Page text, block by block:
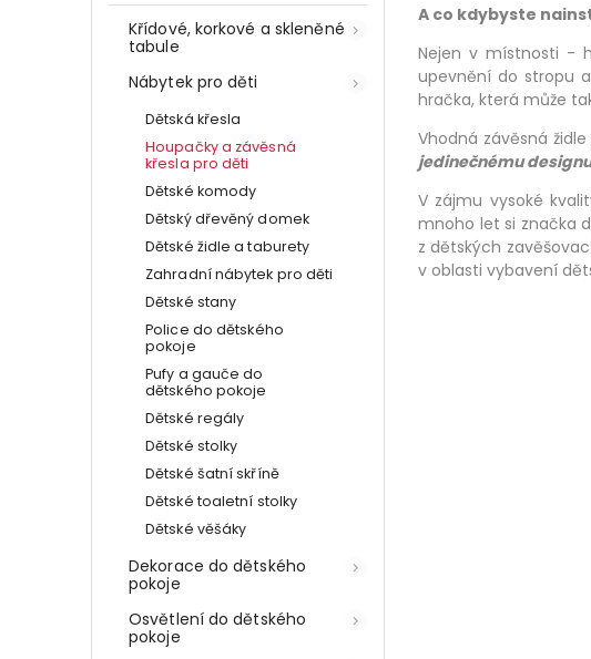
Křídové, korkové a skleněné
tabule
Nábytek pro děti
Dětská křesla
Houpačky a závěsná
křesla pro děti
Dětské komody
Dětský dřevěný domek
Dětské židle a taburety
Zahradní nábytek pro děti
Dětské stany
Police do dětského
pokoje
Pufy a gauče do
dětského pokoje
Dětské regály
Dětské stolky
Dětské šatní skříně
Dětské toaletní stolky
Dětské věšáky
Dekorace do dětského
pokoje
Osvětlení do dětského
pokoje
A co kdybyste
Nejen v místnosti -
upevnění do stropu
hračka, která může
Vhodná závěsná
jedinečnému
V zájmu vysoké
mnoho let si značka
z dětských
v oblasti vybavení